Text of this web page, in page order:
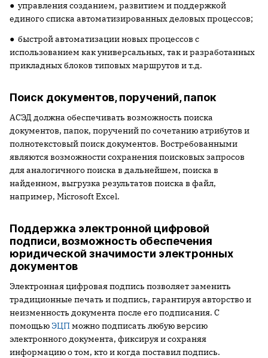
● управления созданием, развитием и поддержкой
единого списка автоматизированных деловых процессов;
● быстрой автоматизации новых процессов с
использованием как универсальных, так и разработанных
прикладных блоков типовых маршрутов и т.д.
Поиск документов, поручений, папок
АСЭД должна обеспечивать возможность поиска
документов, папок, поручений по сочетанию атрибутов и
полнотекстовый поиск документов. Востребованными
являются возможности сохранения поисковых запросов
для аналогичного поиска в дальнейшем, поиска в
найденном, выгрузка результатов поиска в файл,
например, Microsoft Excel.
Поддержка электронной цифровой
подписи, возможность обеспечения
юридической значимости электронных
документов
Электронная цифровая подпись позволяет заменить
традиционные печать и подпись, гарантируя авторство и
неизменность документа после его подписания. С
помощью ЭЦПможно подписать любую версию
электронного документа, фиксируя и сохраняя
информацию о том, кто и когда поставил подпись.